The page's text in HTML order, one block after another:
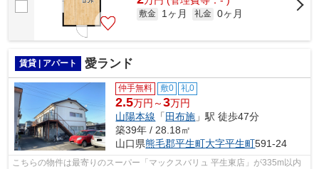
敷金 1ヶ月 礼金 0ヶ月
賃貸 | アパート 愛ランド
仲手無料 敷0 礼0
2.5万円～3万円
山陽本線 「 田布施 」駅 徒歩47分
築39年 / 28.18㎡
山口県熊毛郡平生町大字平生町591-24
こちらの物件は最寄りのスーパー「マックスバリュ 平生東店」が335m以内